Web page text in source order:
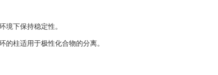
下保持稳定性。
柱适用于极性化合物的分离。